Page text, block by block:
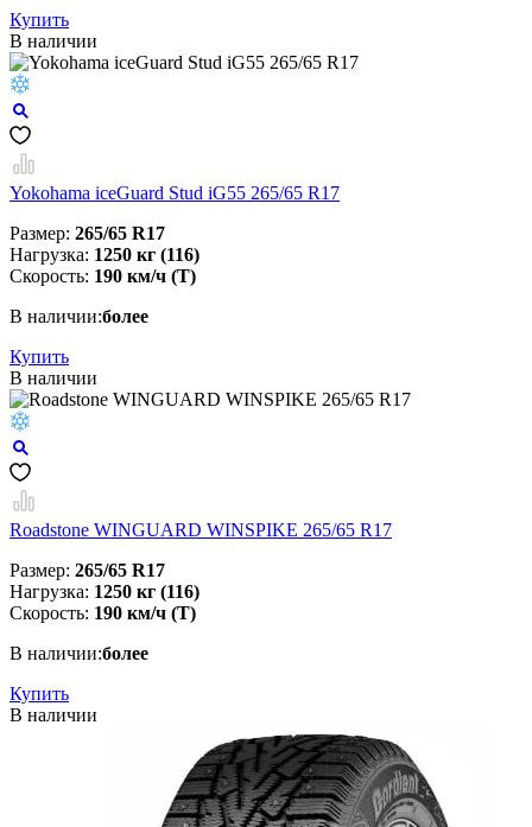
Купить
В наличии
Yokohama iceGuard Stud iG55 265/65 R17
Размер: 265/65 R17
Нагрузка: 1250 кг (116)
Скорость: 190 км/ч (T)
В наличии:более
Купить
В наличии
Roadstone WINGUARD WINSPIKE 265/65 R17
Размер: 265/65 R17
Нагрузка: 1250 кг (116)
Скорость: 190 км/ч (T)
В наличии:более
Купить
В наличии